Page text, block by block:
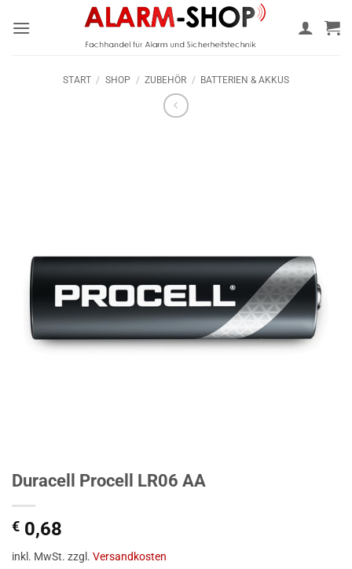
Inhalt
START / SHOP / ZUBEHÖR / BATTERIEN & AKKUS
Duracell Procell LR06 AA
€ 0,68
inkl. MwSt. zzgl. Versandkosten